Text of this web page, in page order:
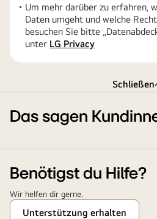
Um mehr darüber zu erfahren,
Daten umgeht und welche
besuchen Sie bitte
unter LG Privacy
Schließen
Das sagen
Benötigst du Hilfe?
Wir helfen dir gerne.
Unterstützung erhalten